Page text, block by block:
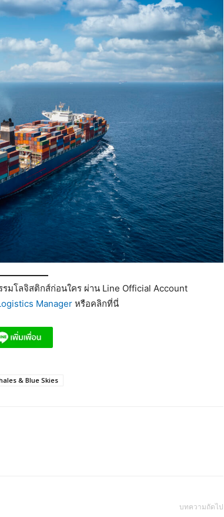
มโลจิสติกส์ก่อนใคร ผ่าน Line Official Account
Manager หรือคลิกที่นี่
& Blue Skies
บทความถัดไป